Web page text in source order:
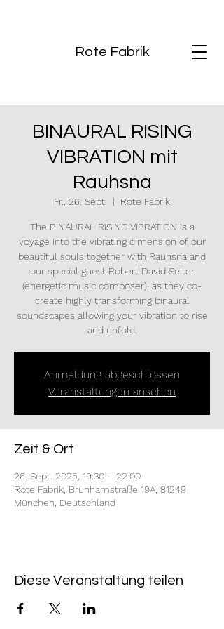
Rote Fabrik
BINAURAL RISING
VIBRATION mit
Rauhsna
Fr., 26. Sept.
  |
Rote Fabrik
The BINAURAL RISING VIBRATION is a
voyage into the vibrating dimension of our
beautiful souls together with Rauhsna and
our special guest Robert David Seiter
(energetic music composer), as they co-
create highly transforming binaural
soundscapes allowing your vibration to rise
and unfold.
Anmeldung abgeschlossen
Veranstaltungen ansehen
Zeit & Ort
26. Sept. 2025, 19:30 – 22:00
Rote Fabrik, Brunhamstraße 19A, 81249
München, Deutschland
Diese Veranstaltung teilen